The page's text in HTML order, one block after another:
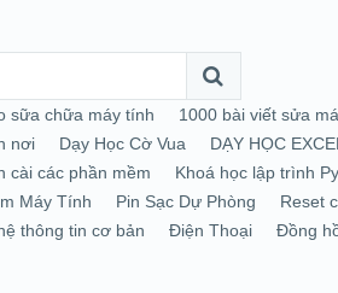
sữa chữa máy tính 1000 bài viết sửa
nơi Dạy Học Cờ Vua DẠY HỌC
cài các phần mềm Khoá học lập trình
Máy Tính Pin Sạc Dự Phòng Reset
thông tin cơ bản Điện Thoại Đồng